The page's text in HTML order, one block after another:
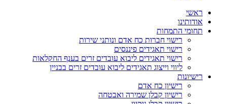
ראשי
אודותינו
תחומי התמחות
רישוי חברות כח אדם ונותני שירות
רישוי תאגידים פיננסים
רישוי תאגידים ליבוא עובדים זרים בענף החקלאות
ליווי וייצוג תאגידים ליבוא עובדים זרים בבניין
רישיונות
רישיון כח אדם
רישיון קבלן שמירה ואבטחה